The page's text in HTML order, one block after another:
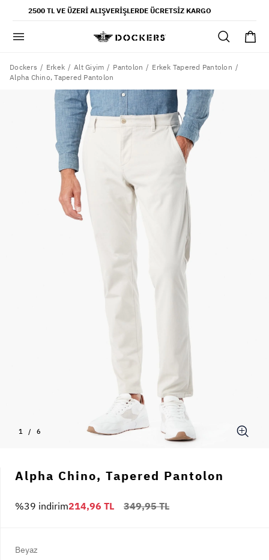
2500 TL VE ÜZERI ALIŞVERIŞLERDE ÜCRETSIZ KARGO
gömlek
şort
ultimate chino pantolon
ona özel - erkek
ona özel - kadın
yaz koleksiyonu
Dockers Erkek Alt Giyim Pantolon
Erkek Tapered Pantolon
Alpha Chino, Tapered Pantolon
1 / 6
Alpha Chino, Tapered Pantolon
349,95 TL
%39 indirim214,96 TL
Beyaz